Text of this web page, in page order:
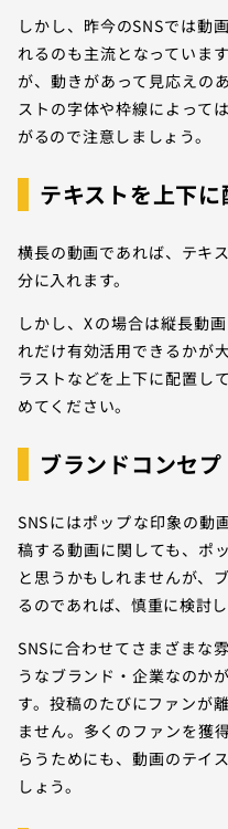
しかし、昨今のSNSでは動
れるのも主流となっていま
が、動きがあって見応えの
ストの字体や枠線によって
がるので注意しましょう。
テキストを上下に
横長の動画であれば、テキ
分に入れます。
しかし、Xの場合は縦長動
れだけ有効活用できるかが
ラストなどを上下に配置し
めてください。
ブランドコンセ
SNSにはポップな印象の動
稿する動画に関しても、ポ
と思うかもしれませんが、
るのであれば、慎重に検討し
SNSに合わせてさまざまな
うなブランド・企業なのか
す。投稿のたびにファンが
ません。多くのファンを獲
らうためにも、動画のテイ
しょう。